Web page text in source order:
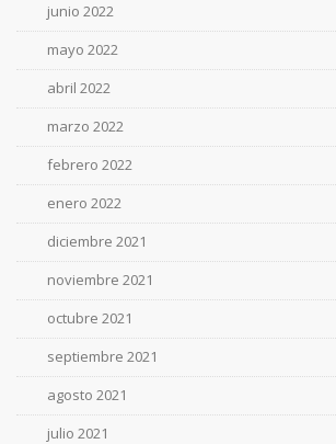
junio 2022
mayo 2022
abril 2022
marzo 2022
febrero 2022
enero 2022
diciembre 2021
noviembre 2021
octubre 2021
septiembre 2021
agosto 2021
julio 2021